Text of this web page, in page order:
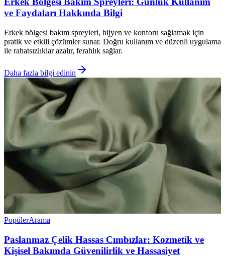
ve Faydaları Hakkında Bilgi
Erkek bölgesi bakım spreyleri, hijyen ve konforu sağlamak için
pratik ve etkili çözümler sunar. Doğru kullanım ve düzenli uygulama
ile rahatsızlıklar azalır, ferahlık sağlar.
Daha fazla bilgi edinin
PopülerArama
Paslanmaz Çelik Hassas Cımbızlar: Kozmetik ve
Kişisel Bakımda Güvenilirlik ve Hassasiyet